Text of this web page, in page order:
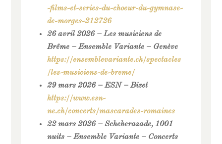
-films-et-series-du-choeur-du-gymnase-
de-morges-212726
26 avril 2026 – Les musiciens de
Brême – Ensemble Variante – Genève
https://ensemblevariante.ch/spectacles
/les-musiciens-de-breme/
29 mars 2026 – ESN – Bizet
https://www.esn-
ne.ch/concerts/mascarades-romaines
22 mars 2026 – Scheherazade, 1001
nuits – Ensemble Variante – Concerts